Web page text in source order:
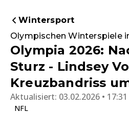
Wintersport
Olympischen Winterspiele
Olympia 2026:
Sturz - Lindsey
Kreuzbandriss
Aktualisiert: 03.02.2026 •
NFL